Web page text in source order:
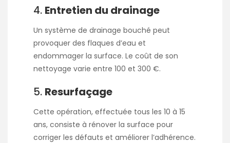
4. Entretien du drainage
Un système de drainage bouché peut
provoquer des flaques d’eau et
endommager la surface. Le coût de son
nettoyage varie entre 100 et 300 €.
5. Resurfaçage
Cette opération, effectuée tous les 10 à 15
ans, consiste à rénover la surface pour
corriger les défauts et améliorer l’adhérence.